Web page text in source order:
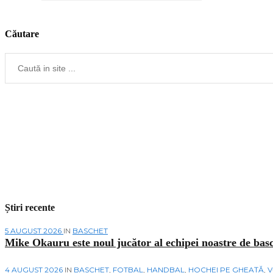
Căutare
Știri recente
5 AUGUST 2026 IN BASCHET
Mike Okauru este noul jucător al echipei noastre de
4 AUGUST 2026 IN BASCHET, FOTBAL, HANDBAL, HOCHEI PE GHEAȚĂ,